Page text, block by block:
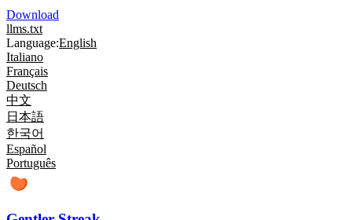
Download
llms.txt
Language:English
Italiano
Français
Deutsch
中文
日本語
한국어
Español
Português